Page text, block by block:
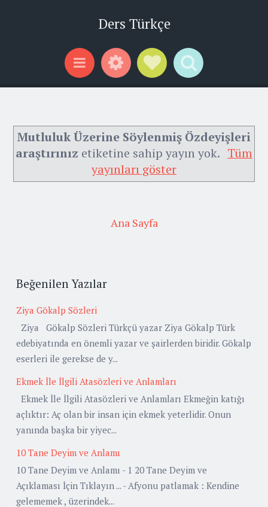
Ders Türkçe
Menu WidgetsSocial Links
Search
Mutluluk Üzerine Söylenmiş Özdeyişleri
araştırınız etiketine sahip yayın yok. Tüm
yayınları göster
Ana Sayfa
Beğenilen Yazılar
Ziya Gökalp Sözleri
Ziya Gökalp Sözleri Türkçü yazar Ziya Gökalp Türk
edebiyatında en önemli yazar ve şairlerden biridir. Gökalp
eserleri ile gerekse de y...
Ekmek İle İlgili Atasözleri ve Anlamları
Ekmek İle İlgili Atasözleri ve Anlamları Ekmeğin katığı
açlıktır: Aç olan bir insan için ekmek yeterlidir. Onun
yanında başka bir yiyec...
10 Tane Deyim ve Anlamı
10 Tane Deyim ve Anlamı - 1 20 Tane Deyim ve
Açıklaması İçin Tıklayın ... - Afyonu patlamak : Kendine
gelememek , üzerindek...